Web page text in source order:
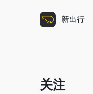
新出行
关注